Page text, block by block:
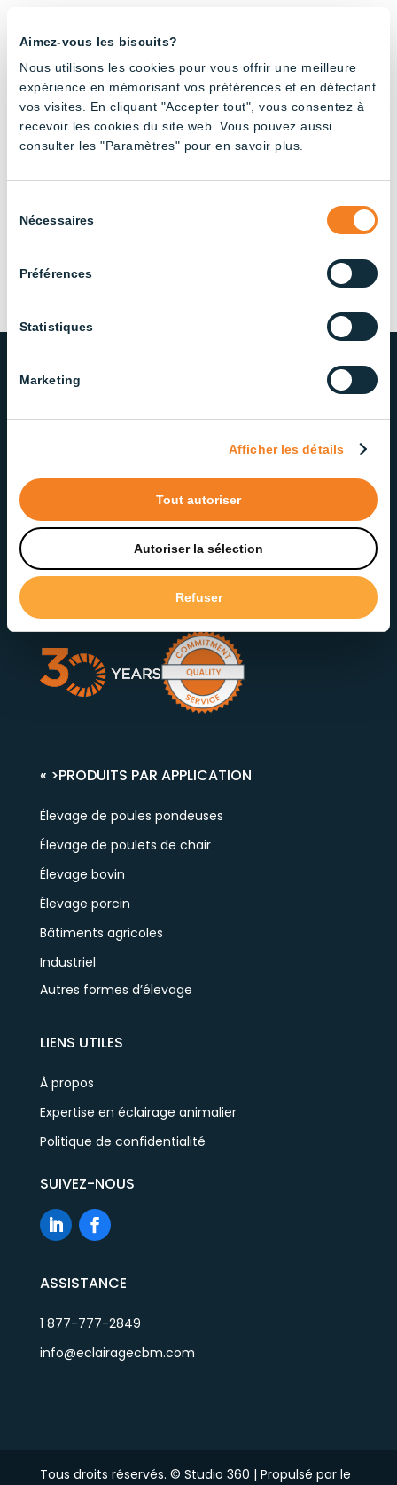
Aimez-vous les biscuits?
Nous utilisons les cookies pour vous offrir une meilleure
expérience en mémorisant vos préférences et en détectant
vos visites. En cliquant "Accepter tout", vous consentez à
recevoir les cookies du site web. Vous pouvez aussi
consulter les "Paramètres" pour en savoir plus.
duNécessaires
Préférences
Statistiques
Marketing
Afficher les détails
Tout autoriser
Autoriser la sélection
Refuser
Tube
double
régulati
on
– Rouge
Tube
double
régulati
on
Rouge
Tube
régulabl
e
180cm
et blanc
Tube
double
régulati
on
– Full
Tube
régulati
on
Full
Contactez notre service à la clientèle
« >PRODUITS PAR APPLICATION
Élevage de poules pondeuses
Élevage de poulets de chair
Élevage bovin
Élevage porcin
Bâtiments agricoles
Industriel
Autres formes d’élevage
LIENS UTILES
À propos
Expertise en éclairage animalier
Politique de confidentialité
SUIVEZ-NOUS
ASSISTANCE
1 877-777-2849
info@eclairagecbm.com
Tous droits réservés. © Studio 360 | Propulsé par le